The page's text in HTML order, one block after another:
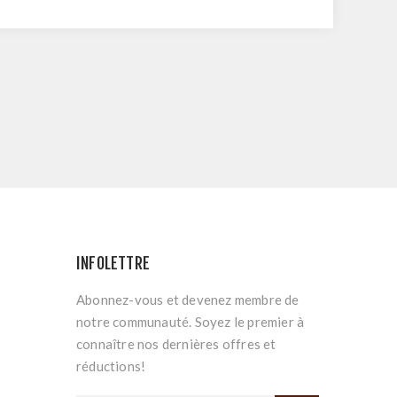
INFOLETTRE
Abonnez-vous et devenez membre de
notre communauté. Soyez le premier à
connaître nos dernières offres et
réductions!